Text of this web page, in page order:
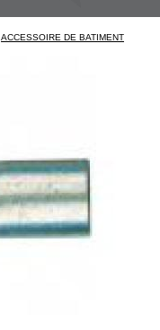
ACCESSOIRE DE BATIMENT